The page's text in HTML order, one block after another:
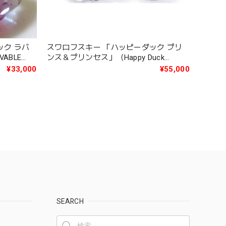
ク ラバ
¥33,000
スワロフスキー 「ハッピーダック プリ
ンス＆プリンセス」（Happy Duck
¥55,000
SEARCH